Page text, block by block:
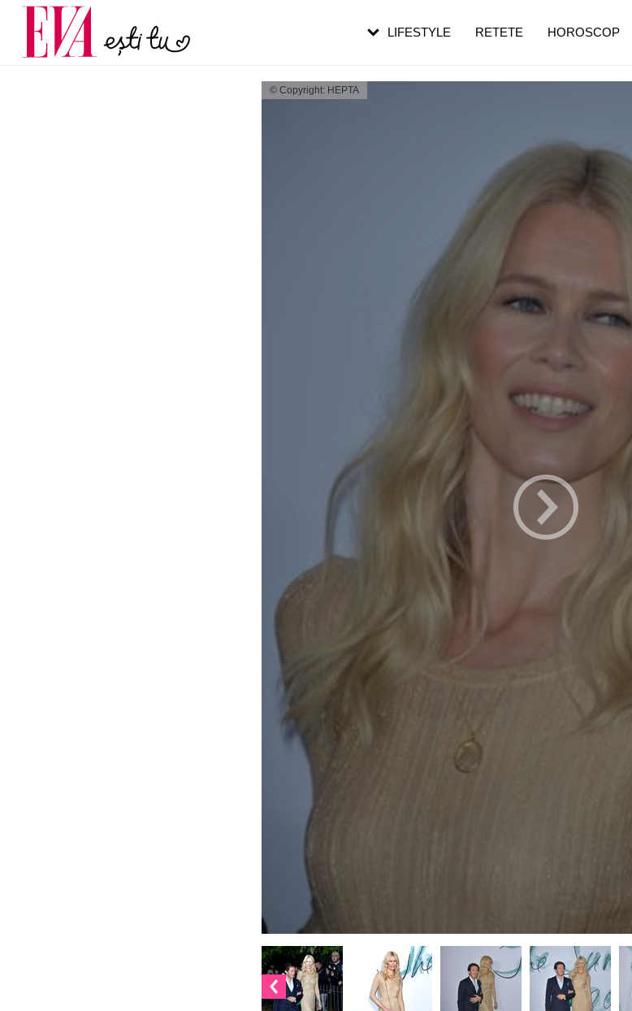
© Copyright: HEPTA
LIFESTYLE RETETE HOROSCOP
Carieră
Actualitate
pe măsură ce înaintezi